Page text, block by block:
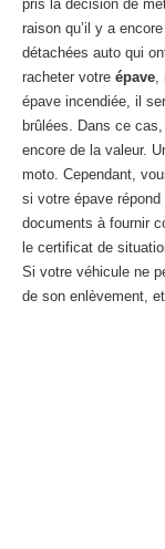
pris la décision de
raison qu’il y a
détachées auto qui
racheter votre épave,
épave incendiée, il
brûlées. Dans ce
encore de la valeur.
moto. Cependant,
si votre épave
documents à fournir
le certificat de
Si votre véhicule ne
de son enlèvement,